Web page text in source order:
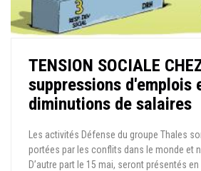
TENSION SOCIALE
suppressions d'emplois
diminutions de salaires
Les activités Défense du groupe Thales
portées par les conflits dans le monde et
D’autre part le 15 mai, seront présentés